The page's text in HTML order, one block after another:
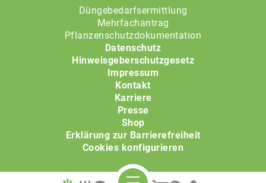
Düngebedarfsermittlung
Mehrfachantrag
Pflanzenschutzdokumentation
Datenschutz
Hinweisgeberschutzgesetz
Impressum
Kontakt
Karriere
Presse
Shop
Erklärung zur Barrierefreiheit
Cookies konfigurieren